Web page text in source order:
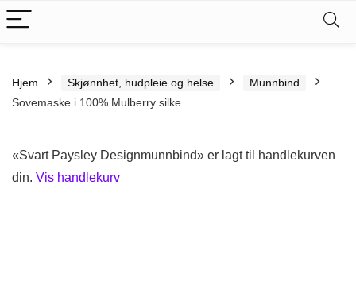
Hjem Skjønnhet, hudpleie og helse
Munnbind
Sovemaske i 100% Mulberry silke
«Svart Paysley Designmunnbind» er lagt til handlekurven
din. Vis handlekurv